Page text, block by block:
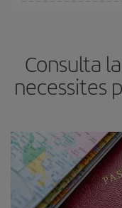
Consulta
necessites